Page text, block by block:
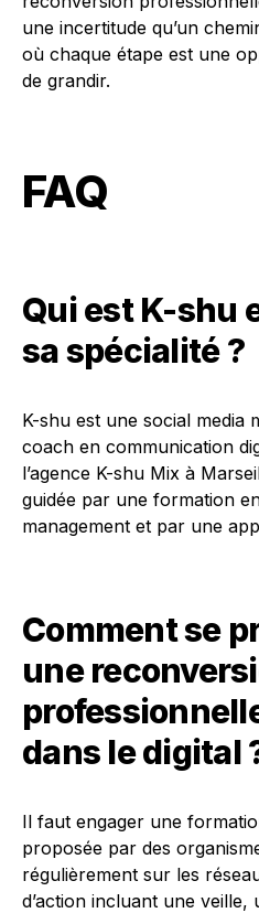
une incertitude qu’un
où chaque étape est une
de grandir.
FAQ
Qui est K-shu
sa spécialité ?
K-shu est une social media
coach en communication
l’agence K-shu Mix à
guidée par une formation
management et par une
Comment se
une
dans le digital
Il faut engager une
proposée par des
régulièrement sur les
d’action incluant une